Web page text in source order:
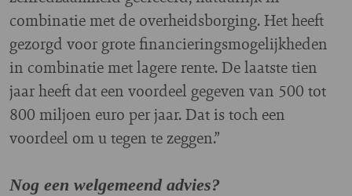
combinatie met de overheidsborging. Het heeft
gezorgd voor grote financieringsmogelijkheden
in combinatie met lagere rente. De laatste tien
jaar heeft dat een voordeel gegeven van 500 tot
800 miljoen euro per jaar. Dat is toch een
voordeel om u tegen te zeggen.”
Nog een welgemeend advies?